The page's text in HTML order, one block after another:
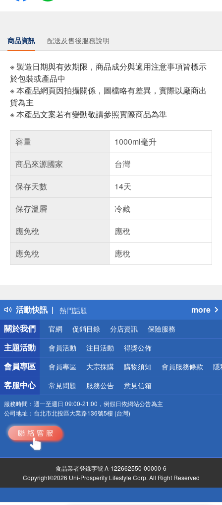
商品資訊 配送及售後服務說明
※ 製造日期與有效期限，商品成分與適用注意事項皆標示
於包裝或產品中
※ 本產品網頁因拍攝關係，圖檔略有差異，實際以廠商出
貨為主
※ 本產品文案若有變動敬請參照實際商品為準
容量
1000ml毫升
商品來源國家
台灣
保存天數
14天
保存溫層
冷藏
應免稅
應稅
應免稅
應稅
活動快訊
得獎公告
熱門話題
銀行優惠
偏遠地區配送
詐騙網頁！請小心！
more
關於我們
官網 促銷目錄 分店資訊 保險服務
主題活動 會員活動 注目活動 得獎公佈
會員專區 會員專區 大宗採購 購物須知 會員服務條款 隱
客服中心 常見問題 服務公告 意見信箱
服務時間： 週一至週日 09:00-21:00，例假日依網站公告為主
公司地址： 台北市北投區大業路136號5樓 (台灣)
食品業者登錄字號 A-122662550-00000-6
Copyright©2026 Uni-Prosperity Lifestyle Corp. All Right Reserved